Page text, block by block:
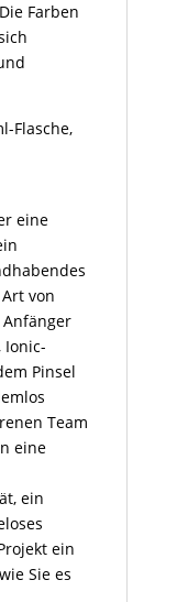
Farben
Flasche,
eine
von
Pinsel
Team
eine
ein
ein
Sie es